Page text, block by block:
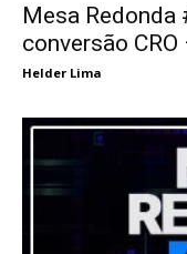
Mesa Redonda
conversão CRO
Helder Lima